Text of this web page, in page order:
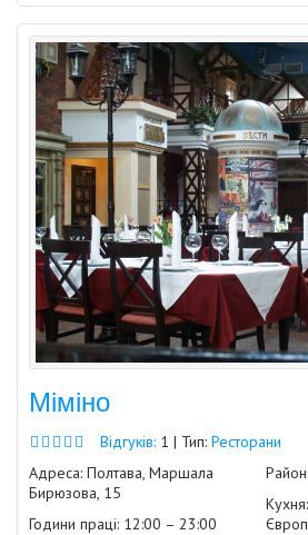
Міміно
Відгуків: 1 | Тип: Ресторани
Адреса: Полтава, Маршала
Бирюзова, 15
Години праці: 12:00 – 23:00
Район